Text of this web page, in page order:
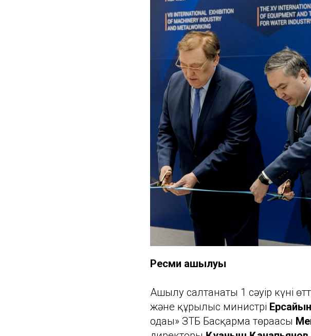
Ресми ашылуы
Ашылу салтанаты 1 сәуір күні
және құрылыс министрі
одағы» ЗТБ Басқарма төрағасы